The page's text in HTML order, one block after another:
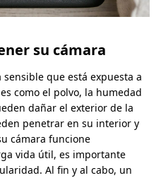
su cámara
que está expuesta a
como el polvo, la humedad
dañar el exterior de la
penetrar en su interior y
cámara funcione
vida útil, es importante
Al fin y al cabo, un